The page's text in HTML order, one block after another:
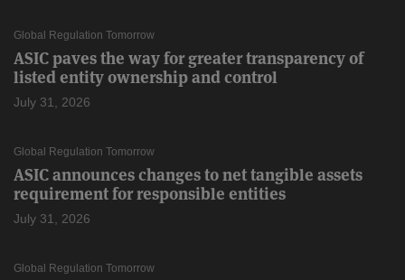
Global Regulation Tomorrow
ASIC paves the way for greater transparency of
listed entity ownership and control
July 31, 2026
Global Regulation Tomorrow
ASIC announces changes to net tangible assets
requirement for responsible entities
July 31, 2026
Global Regulation Tomorrow